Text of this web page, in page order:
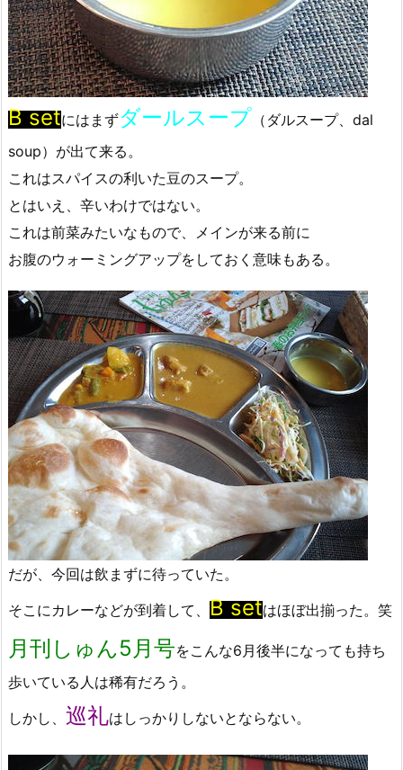
B setにはまずダールスープ （ダルスープ、dal
soup）が出て来る。
これはスパイスの利いた豆のスープ。
とはいえ、辛いわけではない。
これは前菜みたいなもので、メインが来る前に
お腹のウォーミングアップをしておく意味もある。
だが、今回は飲まずに待っていた。
そこにカレーなどが到着して、 B setはほぼ出揃った。笑
月刊しゅん5月号をこんな6月後半になっても持ち
歩いている人は稀有だろう。
しかし、 巡礼はしっかりしないとならない。